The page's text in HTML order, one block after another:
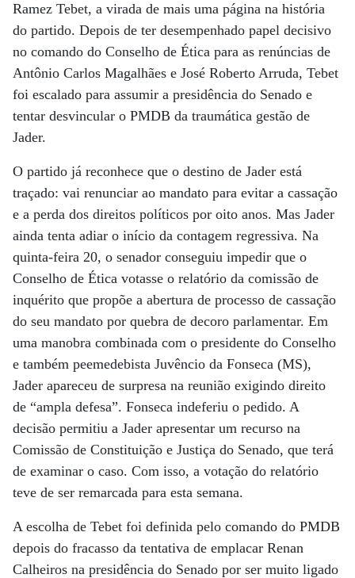
Ramez Tebet, a virada de mais uma página na história
do partido. Depois de ter desempenhado papel decisivo
no comando do Conselho de Ética para as renúncias de
Antônio Carlos Magalhães e José Roberto Arruda, Tebet
foi escalado para assumir a presidência do Senado e
tentar desvincular o PMDB da traumática gestão de
Jader.
O partido já reconhece que o destino de Jader está
traçado: vai renunciar ao mandato para evitar a cassação
e a perda dos direitos políticos por oito anos. Mas Jader
ainda tenta adiar o início da contagem regressiva. Na
quinta-feira 20, o senador conseguiu impedir que o
Conselho de Ética votasse o relatório da comissão de
inquérito que propõe a abertura de processo de cassação
do seu mandato por quebra de decoro parlamentar. Em
uma manobra combinada com o presidente do Conselho
e também peemedebista Juvêncio da Fonseca (MS),
Jader apareceu de surpresa na reunião exigindo direito
de “ampla defesa”. Fonseca indeferiu o pedido. A
decisão permitiu a Jader apresentar um recurso na
Comissão de Constituição e Justiça do Senado, que terá
de examinar o caso. Com isso, a votação do relatório
teve de ser remarcada para esta semana.
A escolha de Tebet foi definida pelo comando do PMDB
depois do fracasso da tentativa de emplacar Renan
Calheiros na presidência do Senado por ser muito ligado